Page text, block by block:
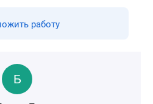
работу